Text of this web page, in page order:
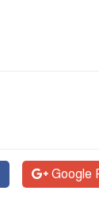
Google